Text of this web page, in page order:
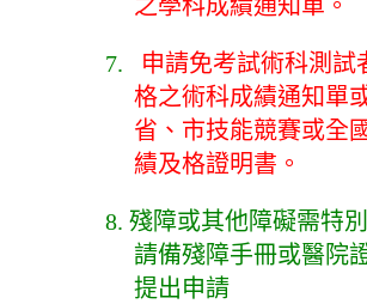
之學科成績通知單。
7. 申請免考試術科測試
格之術科成績通知單
省、市技能競賽或全
績及格證明書。
8.殘障或其他障礙需特
請備殘障手冊或醫院
提出申請